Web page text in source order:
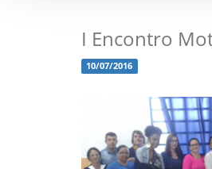
I Encontro
10/07/2016